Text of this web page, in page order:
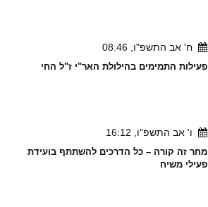
ח' אב התשפ"ו, 08:46
פעילות התמימים בהילולת האר"י ז"ל החי
ו' אב התשפ"ו, 16:12
מחר זה קורה – כל הדרכים להשתתף בועידת
פעילי משיח